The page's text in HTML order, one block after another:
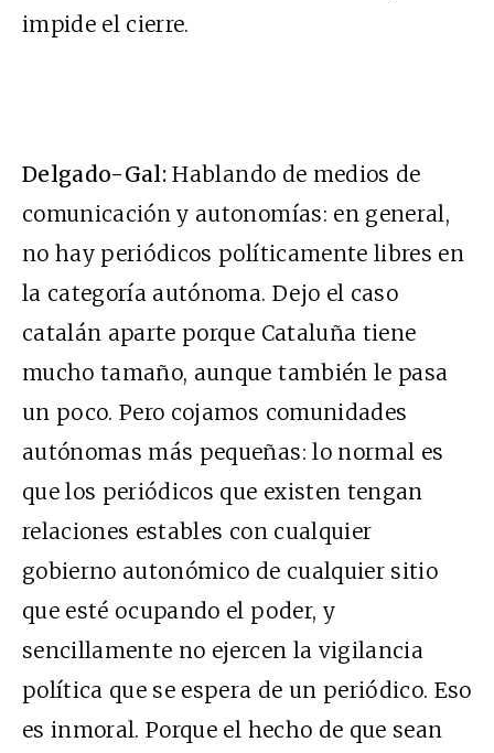
impide el cierre.
Delgado-Gal: Hablando de medios de
comunicación y autonomías: en general,
no hay periódicos políticamente libres en
la categoría autónoma. Dejo el caso
catalán aparte porque Cataluña tiene
mucho tamaño, aunque también le pasa
un poco. Pero cojamos comunidades
autónomas más pequeñas: lo normal es
que los periódicos que existen tengan
relaciones estables con cualquier
gobierno autonómico de cualquier sitio
que esté ocupando el poder, y
sencillamente no ejercen la vigilancia
política que se espera de un periódico. Eso
es inmoral. Porque el hecho de que sean